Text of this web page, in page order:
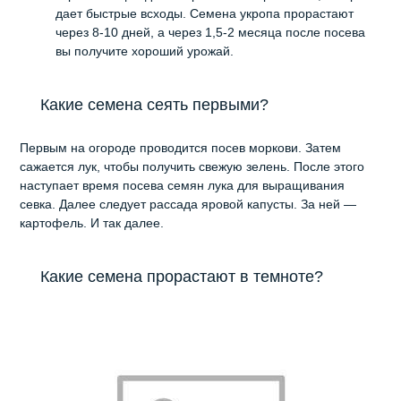
дает быстрые всходы. Семена укропа прорастают
через 8-10 дней, а через 1,5-2 месяца после посева
вы получите хороший урожай.
Какие семена сеять первыми?
Первым на огороде проводится посев моркови. Затем
сажается лук, чтобы получить свежую зелень. После этого
наступает время посева семян лука для выращивания
севка. Далее следует рассада яровой капусты. За ней —
картофель. И так далее.
Какие семена прорастают в темноте?